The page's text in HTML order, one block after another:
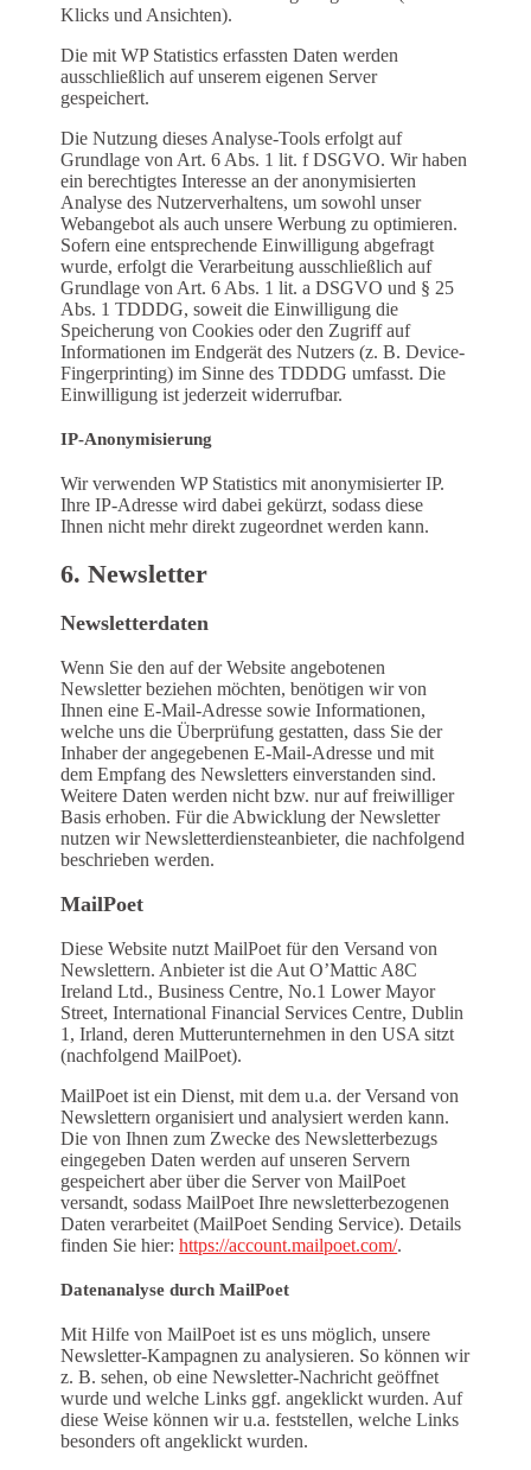
Klicks und Ansichten).
Die mit WP Statistics erfassten Daten werden
ausschließlich auf unserem eigenen Server
gespeichert.
Die Nutzung dieses Analyse-Tools erfolgt auf
Grundlage von Art. 6 Abs. 1 lit. f DSGVO. Wir haben
ein berechtigtes Interesse an der anonymisierten
Analyse des Nutzerverhaltens, um sowohl unser
Webangebot als auch unsere Werbung zu optimieren.
Sofern eine entsprechende Einwilligung abgefragt
wurde, erfolgt die Verarbeitung ausschließlich auf
Grundlage von Art. 6 Abs. 1 lit. a DSGVO und § 25
Abs. 1 TDDDG, soweit die Einwilligung die
Speicherung von Cookies oder den Zugriff auf
Informationen im Endgerät des Nutzers (z. B. Device-
Fingerprinting) im Sinne des TDDDG umfasst. Die
Einwilligung ist jederzeit widerrufbar.
IP-Anonymisierung
Wir verwenden WP Statistics mit anonymisierter IP.
Ihre IP-Adresse wird dabei gekürzt, sodass diese
Ihnen nicht mehr direkt zugeordnet werden kann.
6. Newsletter
Newsletter­daten
Wenn Sie den auf der Website angebotenen
Newsletter beziehen möchten, benötigen wir von
Ihnen eine E-Mail-Adresse sowie Informationen,
welche uns die Überprüfung gestatten, dass Sie der
Inhaber der angegebenen E-Mail-Adresse und mit
dem Empfang des Newsletters einverstanden sind.
Weitere Daten werden nicht bzw. nur auf freiwilliger
Basis erhoben. Für die Abwicklung der Newsletter
nutzen wir Newsletterdiensteanbieter, die nachfolgend
beschrieben werden.
MailPoet
Diese Website nutzt MailPoet für den Versand von
Newslettern. Anbieter ist die Aut O’Mattic A8C
Ireland Ltd., Business Centre, No.1 Lower Mayor
Street, International Financial Services Centre, Dublin
1, Irland, deren Mutterunternehmen in den USA sitzt
(nachfolgend MailPoet).
MailPoet ist ein Dienst, mit dem u.a. der Versand von
Newslettern organisiert und analysiert werden kann.
Die von Ihnen zum Zwecke des Newsletterbezugs
eingegeben Daten werden auf unseren Servern
gespeichert aber über die Server von MailPoet
versandt, sodass MailPoet Ihre newsletterbezogenen
Daten verarbeitet (MailPoet Sending Service). Details
finden Sie hier:https://account.mailpoet.com/.
Datenanalyse durch MailPoet
Mit Hilfe von MailPoet ist es uns möglich, unsere
Newsletter-Kampagnen zu analysieren. So können wir
z. B. sehen, ob eine Newsletter-Nachricht geöffnet
wurde und welche Links ggf. angeklickt wurden. Auf
diese Weise können wir u.a. feststellen, welche Links
besonders oft angeklickt wurden.